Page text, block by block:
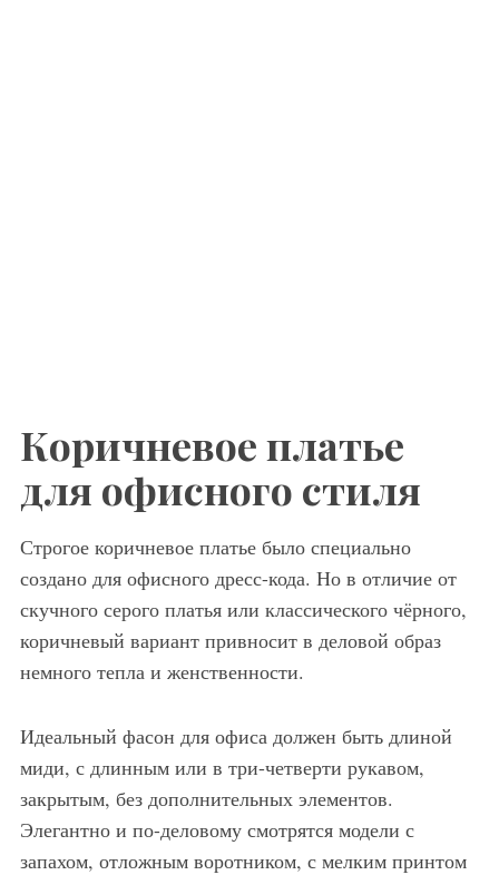
Коричневое платье
для офисного стиля
Строгое коричневое платье было специально
создано для офисного дресс-кода. Но в отличие от
скучного серого платья или классического чёрного,
коричневый вариант привносит в деловой образ
немного тепла и женственности.
Идеальный фасон для офиса должен быть длиной
миди, с длинным или в три-четверти рукавом,
закрытым, без дополнительных элементов.
Элегантно и по-деловому смотрятся модели с
запахом, отложным воротником, с мелким принтом